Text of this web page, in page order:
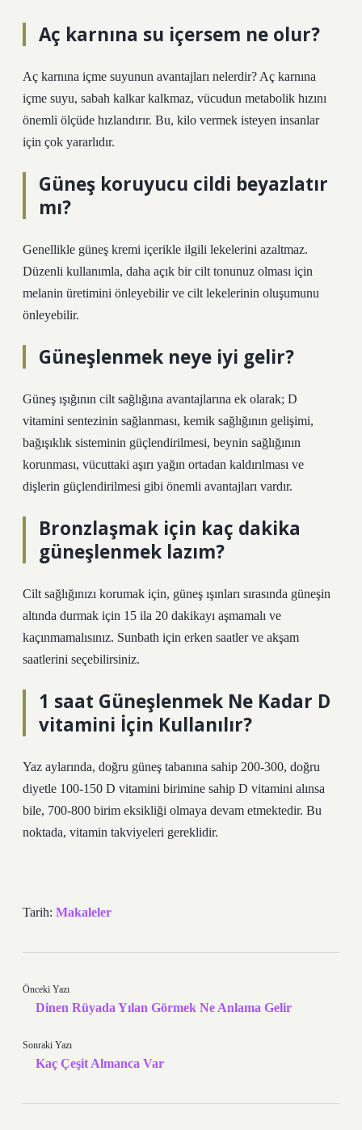
Aç karnına su içersem ne olur?
Aç karnına içme suyunun avantajları nelerdir? Aç karnına
içme suyu, sabah kalkar kalkmaz, vücudun metabolik hızını
önemli ölçüde hızlandırır. Bu, kilo vermek isteyen insanlar
için çok yararlıdır.
Güneş koruyucu cildi beyazlatır
mı?
Genellikle güneş kremi içerikle ilgili lekelerini azaltmaz.
Düzenli kullanımla, daha açık bir cilt tonunuz olması için
melanin üretimini önleyebilir ve cilt lekelerinin oluşumunu
önleyebilir.
Güneşlenmek neye iyi gelir?
Güneş ışığının cilt sağlığına avantajlarına ek olarak; D
vitamini sentezinin sağlanması, kemik sağlığının gelişimi,
bağışıklık sisteminin güçlendirilmesi, beynin sağlığının
korunması, vücuttaki aşırı yağın ortadan kaldırılması ve
dişlerin güçlendirilmesi gibi önemli avantajları vardır.
Bronzlaşmak için kaç dakika
güneşlenmek lazım?
Cilt sağlığınızı korumak için, güneş ışınları sırasında güneşin
altında durmak için 15 ila 20 dakikayı aşmamalı ve
kaçınmamalısınız. Sunbath için erken saatler ve akşam
saatlerini seçebilirsiniz.
1 saat Güneşlenmek Ne Kadar D
vitamini İçin Kullanılır?
Yaz aylarında, doğru güneş tabanına sahip 200-300, doğru
diyetle 100-150 D vitamini birimine sahip D vitamini alınsa
bile, 700-800 birim eksikliği olmaya devam etmektedir. Bu
noktada, vitamin takviyeleri gereklidir.
Tarih: Makaleler
Önceki Yazı
Dinen Rüyada Yılan Görmek Ne Anlama Gelir
Sonraki Yazı
Kaç Çeşit Almanca Var